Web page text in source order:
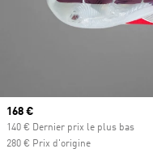
Prix actuel
168 €
140 € Dernier prix le plus bas
280 € Prix d'origine